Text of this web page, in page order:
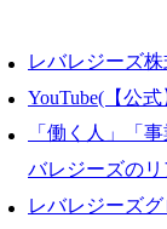
レバレジーズ
YouTube(【公
「働く人」「
バレジーズの
レバレジーズ